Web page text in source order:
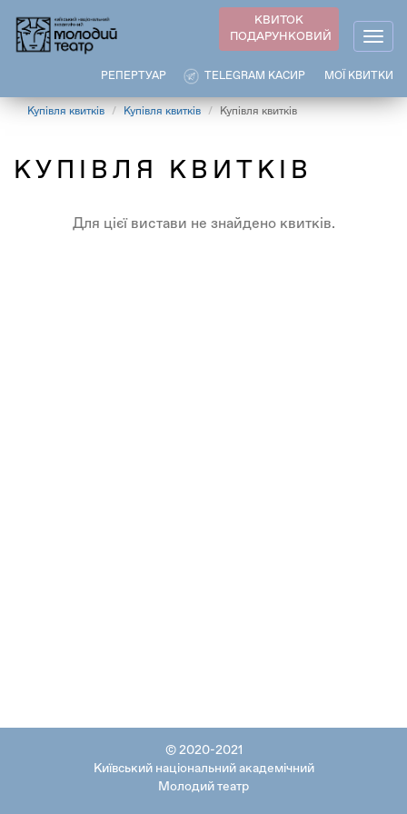
основного
КВИТОК
ПОДАРУНКОВИЙ
МОЇ КВИТКИ
TELEGRAM КАСИР
РЕПЕРТУАР
Купівля квитків Купівля квитків Купівля квитків
КУПІВЛЯ КВИТКІВ
Для цієї вистави не знайдено квитків.
© 2020-2021
Київський національний академічний
Молодий театр